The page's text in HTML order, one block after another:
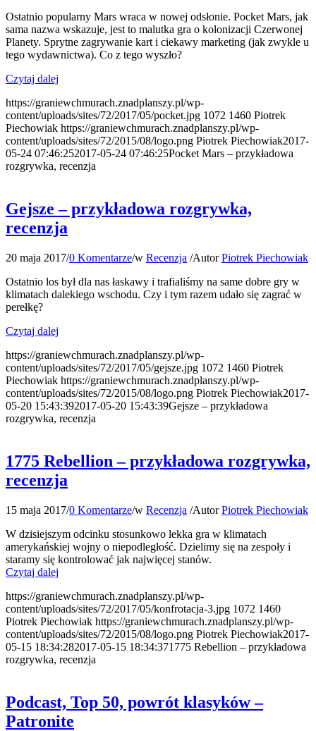
Ostatnio popularny Mars wraca w nowej odsłonie. Pocket Mars, jak
sama nazwa wskazuje, jest to malutka gra o kolonizacji Czerwonej
Planety. Sprytne zagrywanie kart i ciekawy marketing (jak zwykle u
tego wydawnictwa). Co z tego wyszło?
Czytaj dalej
https://graniewchmurach.znadplanszy.pl/wp-
content/uploads/sites/72/2017/05/pocket.jpg 1072 1460 Piotrek
Piechowiak https://graniewchmurach.znadplanszy.pl/wp-
content/uploads/sites/72/2015/08/logo.png Piotrek Piechowiak2017-
05-24 07:46:252017-05-24 07:46:25Pocket Mars – przykładowa
rozgrywka, recenzja
Gejsze – przykładowa rozgrywka,
recenzja
20 maja 2017/0 Komentarze/w Recenzja /AutorPiotrek Piechowiak
Ostatnio los był dla nas łaskawy i trafialiśmy na same dobre gry w
klimatach dalekiego wschodu. Czy i tym razem udało się zagrać w
perełkę?
Czytaj dalej
https://graniewchmurach.znadplanszy.pl/wp-
content/uploads/sites/72/2017/05/gejsze.jpg 1072 1460 Piotrek
Piechowiak https://graniewchmurach.znadplanszy.pl/wp-
content/uploads/sites/72/2015/08/logo.png Piotrek Piechowiak2017-
05-20 15:43:392017-05-20 15:43:39Gejsze – przykładowa
rozgrywka, recenzja
1775 Rebellion – przykładowa rozgrywka,
recenzja
15 maja 2017/0 Komentarze/w Recenzja /AutorPiotrek Piechowiak
W dzisiejszym odcinku stosunkowo lekka gra w klimatach
amerykańskiej wojny o niepodległość. Dzielimy się na zespoły i
staramy się kontrolować jak najwięcej stanów.
Czytaj dalej
https://graniewchmurach.znadplanszy.pl/wp-
content/uploads/sites/72/2017/05/konfrotacja-3.jpg 1072 1460
Piotrek Piechowiak https://graniewchmurach.znadplanszy.pl/wp-
content/uploads/sites/72/2015/08/logo.png Piotrek Piechowiak2017-
05-15 18:34:282017-05-15 18:34:371775 Rebellion – przykładowa
rozgrywka, recenzja
Podcast, Top 50, powrót klasyków –
Patronite